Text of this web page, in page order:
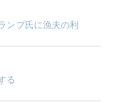
ンプ氏に漁夫の利
る